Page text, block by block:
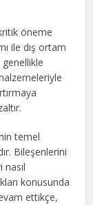
öneme
ile dış ortam
genellikle
temel
Bileşenlerini
konusunda
ettikçe,